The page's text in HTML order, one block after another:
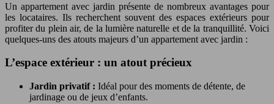
Un appartement avec jardin présente de nombreux avantages pour
les locataires. Ils recherchent souvent des espaces extérieurs pour
profiter du plein air, de la lumière naturelle et de la tranquillité. Voici
quelques-uns des atouts majeurs d’un appartement avec jardin :
L’espace extérieur : un atout précieux
Jardin privatif : Idéal pour des moments de détente, de
jardinage ou de jeux d’enfants.